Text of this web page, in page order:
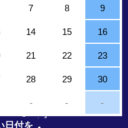
7 8 9
14 15 16
21 22 23
28 29 30
- - -
日付を